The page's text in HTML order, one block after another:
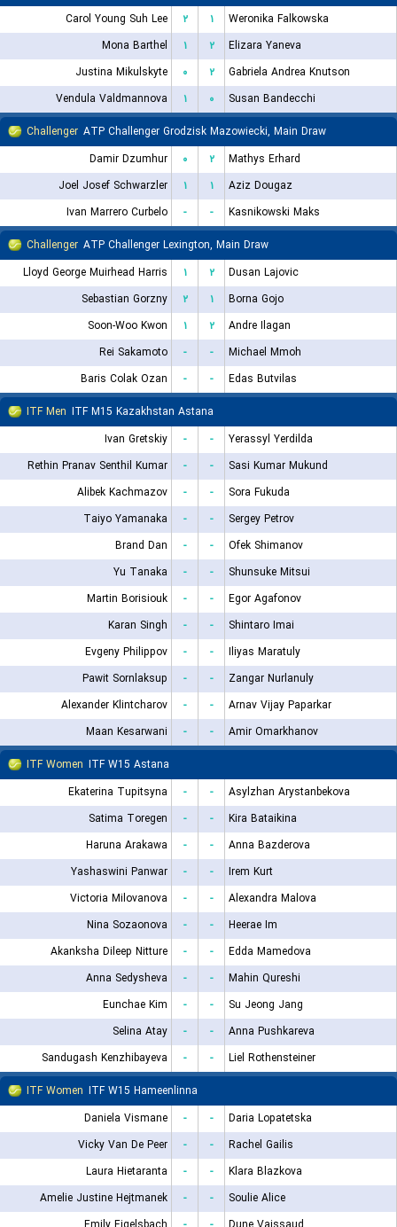
Carol Young Suh Lee
۲ ۱
Weronika Falkowska
Mona Barthel
۱ ۲
Elizara Yaneva
Justina Mikulskyte
۰ ۲
Gabriela Andrea Knutson
Vendula Valdmannova
۱ ۰
Susan Bandecchi
Challenger ATP Challenger Grodzisk Mazowiecki, Main Draw
Damir Dzumhur
۰ ۲
Mathys Erhard
Joel Josef Schwarzler
۱ ۱
Aziz Dougaz
Ivan Marrero Curbelo
- -
Kasnikowski Maks
Challenger ATP Challenger Lexington, Main Draw
Lloyd George Muirhead Harris
۱ ۲
Dusan Lajovic
Sebastian Gorzny
۲ ۱
Borna Gojo
Soon-Woo Kwon
۱ ۲
Andre Ilagan
Rei Sakamoto
- -
Michael Mmoh
Baris Colak Ozan
- -
Edas Butvilas
ITF Men ITF M15 Kazakhstan Astana
Ivan Gretskiy
- -
Yerassyl Yerdilda
Rethin Pranav Senthil Kumar
- -
Sasi Kumar Mukund
Alibek Kachmazov
- -
Sora Fukuda
Taiyo Yamanaka
- -
Sergey Petrov
Brand Dan
- -
Ofek Shimanov
Yu Tanaka
- -
Shunsuke Mitsui
Martin Borisiouk
- -
Egor Agafonov
Karan Singh
- -
Shintaro Imai
Evgeny Philippov
- -
Iliyas Maratuly
Pawit Sornlaksup
- -
Zangar Nurlanuly
Alexander Klintcharov
- -
Arnav Vijay Paparkar
Maan Kesarwani
- -
Amir Omarkhanov
ITF Women ITF W15 Astana
Ekaterina Tupitsyna
- -
Asylzhan Arystanbekova
Satima Toregen
- -
Kira Bataikina
Haruna Arakawa
- -
Anna Bazderova
Yashaswini Panwar
- -
Irem Kurt
Victoria Milovanova
- -
Alexandra Malova
Nina Sozaonova
- -
Heerae Im
Akanksha Dileep Nitture
- -
Edda Mamedova
Anna Sedysheva
- -
Mahin Qureshi
Eunchae Kim
- -
Su Jeong Jang
Selina Atay
- -
Anna Pushkareva
Sandugash Kenzhibayeva
- -
Liel Rothensteiner
ITF Women ITF W15 Hameenlinna
Daniela Vismane
- -
Daria Lopatetska
Vicky Van De Peer
- -
Rachel Gailis
Laura Hietaranta
- -
Klara Blazkova
Amelie Justine Hejtmanek
- -
Soulie Alice